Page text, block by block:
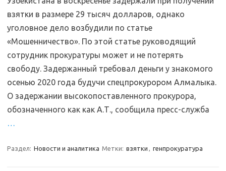
взятки в размере 29 тысяч долларов, однако
уголовное дело возбудили по статье
«Мошенничество». По этой статье руководящий
сотрудник прокуратуры может и не потерять
свободу. Задержанный требовал деньги у знакомого
осенью 2020 года будучи спецпрокурором Алмалыка.
О задержании высокопоставленного прокурора,
обозначенного как как А.Т., сообщила пресс-служба
…
Раздел: Новости и аналитика Метки: взятки , генпрокуратура